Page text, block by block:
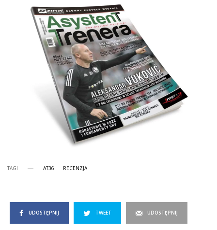
TAGI AT36 RECENZJA
UDOSTĘPNIJ TWEET UDOSTĘPNIJ